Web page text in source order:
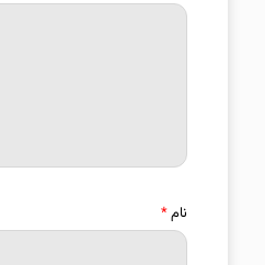
نام*